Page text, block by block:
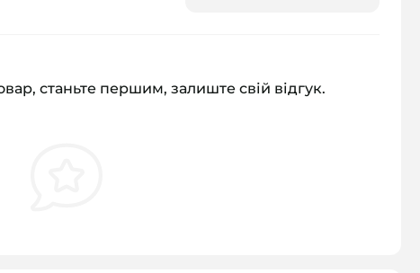
станьте першим, залиште свій відгук.